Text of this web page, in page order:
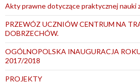
Akty prawne dotyczące praktycznej nauki
PRZEWÓZ UCZNIÓW CENTRUM NA
DOBRZECHÓW.
OGÓLNOPOLSKA INAUGURACJA
2017/2018
PROJEKTY